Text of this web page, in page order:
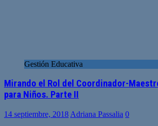
Gestión Educativa
Mirando el Rol del Coordinador-
para Niños. Parte II
14 septiembre, 2018 Adriana Passalia 0